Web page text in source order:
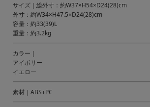
サイズ｜総外寸：約W37×H54×D24(28)cm
外寸：約W34×H47.5×D24(28)cm
容量：約33(39)L
重量：約3.2kg
カラー｜
アイボリー
イエロー
素材｜ABS+PC